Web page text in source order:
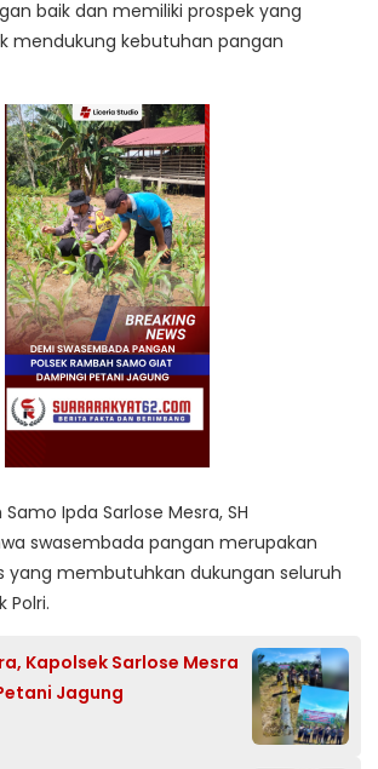
baik dan memiliki prospek yang
mendukung kebutuhan pangan
Ipda Sarlose Mesra, SH
swasembada pangan merupakan
yang membutuhkan dukungan seluruh
Polri.
Kapolsek Sarlose Mesra
Jagung